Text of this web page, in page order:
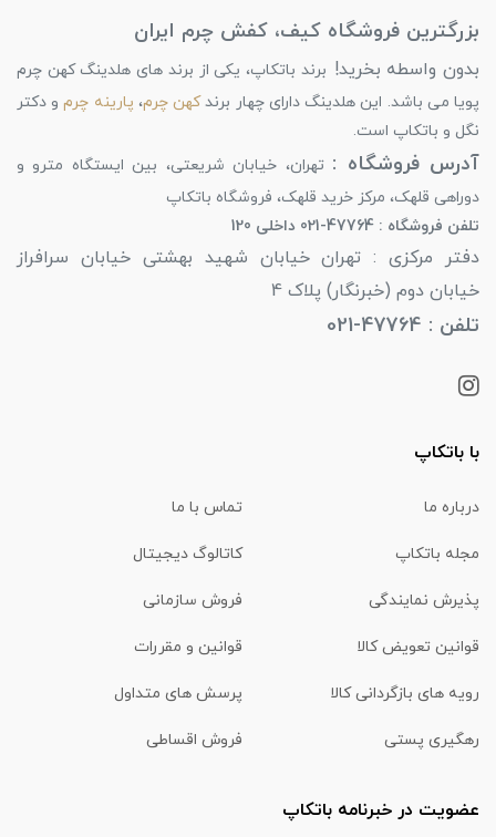
بزرگترین فروشگاه کیف، کفش چرم ایران
بدون واسطه بخرید! برند باتکاپ، یکی از برند های هلدینگ کهن چرم
پویا می باشد. این هلدینگ دارای چهار برندکهن چرم، پارینه چرمو دکتر
نگل و باتکاپ است.
آدرس فروشگاه : تهران، خیابان شریعتی، بین ایستگاه مترو و
دوراهی قلهک، مرکز خرید قلهک، فروشگاه باتکاپ
تلفن فروشگاه : 47764-021 داخلی 120
دفتر مرکزی : تهران خیابان شهید بهشتی خیابان سرافراز
خیابان دوم (خبرنگار) پلاک 4
تلفن : 47764-021
با باتکاپ
درباره ما تماس با ما
مجله باتکاپ کاتالوگ دیجیتال
پذیرش نمایندگی فروش سازمانی
قوانین تعویض کالا قوانین و مقررات
رویه های بازگردانی کالا پرسش های متداول
رهگیری پستی فروش اقساطی
عضویت در خبرنامه باتکاپ